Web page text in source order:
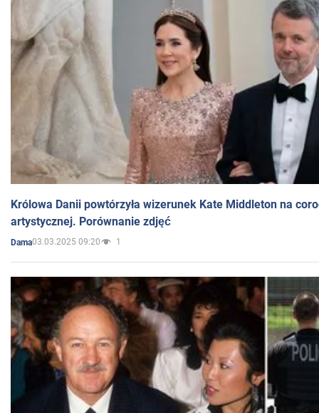
Królowa Danii powtórzyła wizerunek Kate Middleton na
artystycznej. Porównanie zdjęć
Dama03.03.2025 09:20 1